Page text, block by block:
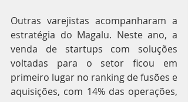
Outras varejistas acompanharam a
estratégia do Magalu. Neste ano, a
venda de startups com soluções
voltadas para o setor ficou em
primeiro lugar no ranking de fusões e
aquisições, com 14% das operações,